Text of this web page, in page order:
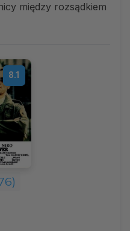
między rozsądkiem
8.1